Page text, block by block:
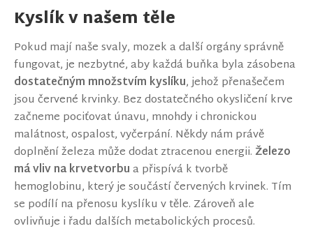
Kyslík v našem těle
Pokud mají naše svaly, mozek a další orgány správně
fungovat, je nezbytné, aby každá buňka byla zásobena
dostatečným množstvím kyslíku, jehož přenašečem
jsou červené krvinky. Bez dostatečného okysličení krve
začneme pociťovat únavu, mnohdy i chronickou
malátnost, ospalost, vyčerpání. Někdy nám právě
doplnění železa může dodat ztracenou energii. Železo
má vliv na krvetvorbua přispívá k tvorbě
hemoglobinu, který je součástí červených krvinek. Tím
se podílí na přenosu kyslíku v těle. Zároveň ale
ovlivňuje i řadu dalších metabolických procesů.